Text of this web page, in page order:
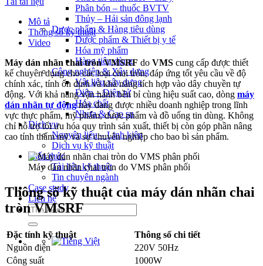
Phân bón – thuốc BVTV
Thủy – Hải sản đông lạnh
Dược phẩm & Hàng tiêu dùng
Dược phẩm & Thiết bị y tế
Hóa mỹ phẩm
Hàng tiêu dùng
Công nghiệp & Xây dựng
Vật liệu xây dựng
Điện – Điện tử
Hóa chất
Nhựa & Cao su
Dịch vụ
Nguyên liệu – Linh kiện
Dịch vụ kỹ thuật
Kiến thức
Tài liệu kỹ thuật
Tin chuyên ngành
Case study
Liên hệ
Tìm
kiếm:
Mô tả
Thông số kỹ thuật
Video
Máy dán nhãn chai tròn VMSRF do VMS cung cấp được thiết
kế chuyên dụng cho các loại chai tròn, đáp ứng tốt yêu cầu về độ
chính xác, tính ổn định và khả năng tích hợp vào dây chuyền tự
động. Với khả năng vận hành bền bỉ cùng hiệu suất cao, dòng máy
dán nhãn tự độngnày đang được nhiều doanh nghiệp trong lĩnh
vực thực phẩm, mỹ phẩm, dược phẩm và đồ uống tin dùng. Không
chỉ hỗ trợ tối ưu hóa quy trình sản xuất, thiết bị còn góp phần nâng
cao tính thẩm mỹ và sự chuyên nghiệp cho bao bì sản phẩm.
Máy dán nhãn chai tròn do VMS phân phối
Thông số kỹ thuật của máy dán nhãn chai
tròn VMSRF
Đặc tính kỹ thuật
Thông số chi tiết
Nguồn điện
220V 50Hz
Công suất
1000W